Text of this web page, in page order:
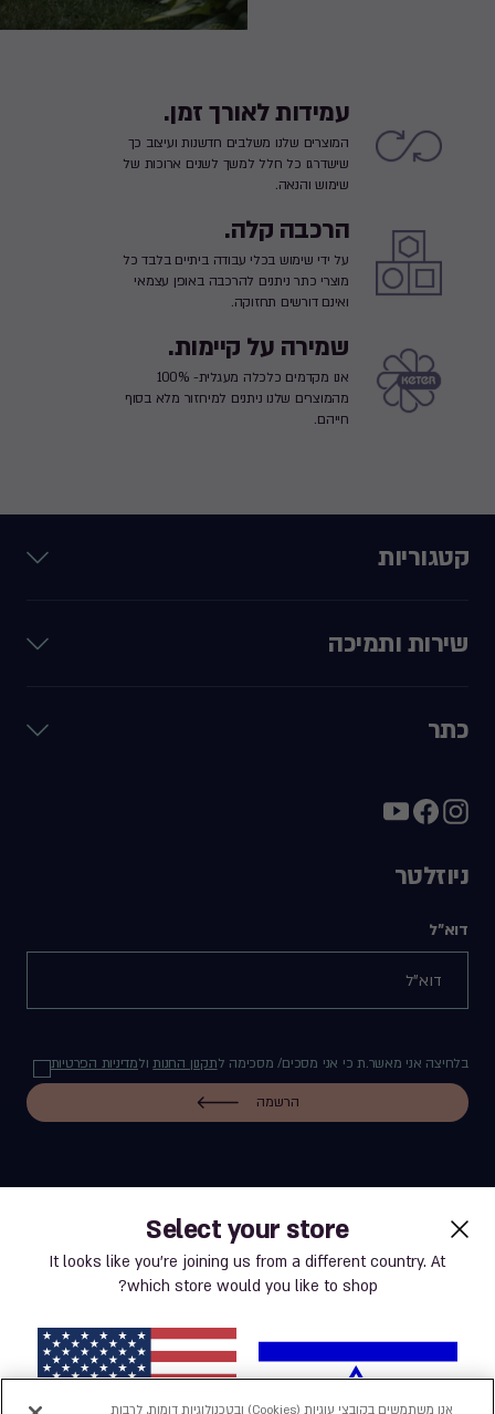
Select your store
It looks like you’re joining us from a different country. At
which store would you like to shop?
עמידות לאורך זמן.
המוצרים שלנו משלבים חדשנות ועיצוב כך
שישדרגו כל חלל למשך לשנים ארוכות של
שימוש והנאה.
הרכבה קלה.
על ידי שימוש בכלי עבודה ביתיים בלבד כל
מוצרי כתר ניתנים להרכבה באופן עצמאי
ואינם דורשים תחזוקה.
שמירה על קיימות.
אנו מקדמים כלכלה מעגלית- 100%
מהמוצרים שלנו ניתנים למיחזור מלא בסוף
חייהם.
קטגוריות
שירות ותמיכה
כתר
ניוזלטר
דוא"ל
בלחיצה אני מאשר.ת כי אני מסכים/ מסכימה לתקנון החנותולמדיניות הפרטיות
הרשמה
label.payment
תנאי שימוש באתר
מדיניות פרטיות אנו משתמשים בקובצי עוגיות (Cookies) ובטכנולוגיות דומות, לרבות